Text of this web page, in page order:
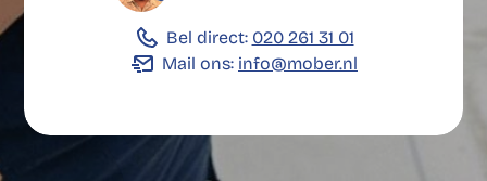
Bel direct: 020 261 31 01
Mail ons: info@mober.nl